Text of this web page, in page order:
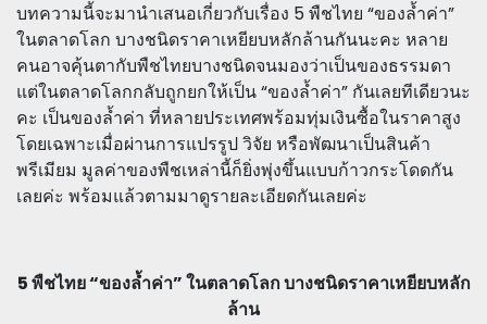
บทความนี้จะมานำเสนอเกี่ยวกับเรื่อง 5 พืชไทย “ของล้ำค่า”
ในตลาดโลก บางชนิดราคาเหยียบหลักล้านกันนะคะ หลาย
คนอาจคุ้นตากับพืชไทยบางชนิดจนมองว่าเป็นของธรรมดา
แต่ในตลาดโลกกลับถูกยกให้เป็น “ของล้ำค่า” กันเลยทีเดียวนะ
คะ เป็นของล้ำค่า ที่หลายประเทศพร้อมทุ่มเงินซื้อในราคาสูง
โดยเฉพาะเมื่อผ่านการแปรรูป วิจัย หรือพัฒนาเป็นสินค้า
พรีเมียม มูลค่าของพืชเหล่านี้ก็ยิ่งพุ่งขึ้นแบบก้าวกระโดดกัน
เลยค่ะ พร้อมแล้วตามมาดูรายละเอียดกันเลยค่ะ
5 พืชไทย “ของล้ำค่า” ในตลาดโลก บางชนิดราคาเหยียบหลัก
ล้าน